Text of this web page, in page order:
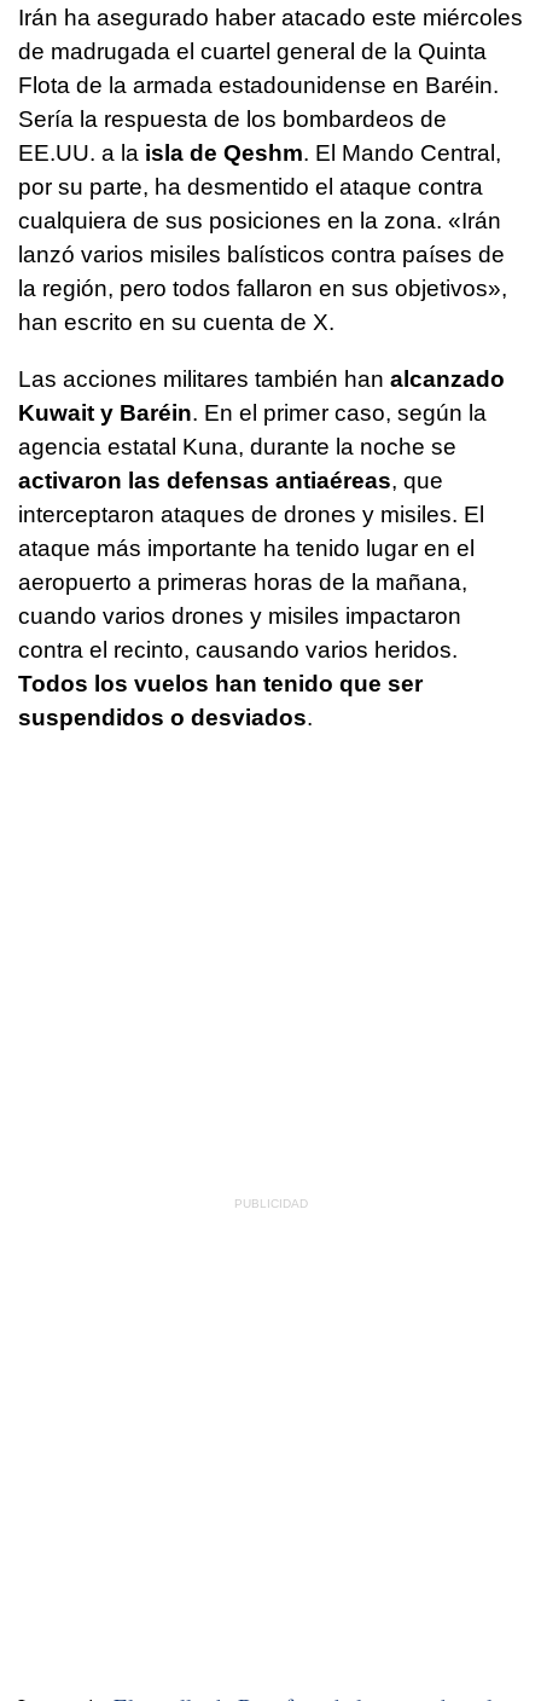
Irán ha asegurado haber atacado este miércoles
de madrugada el cuartel general de la Quinta
Flota de la armada estadounidense en Baréin.
Sería la respuesta de los bombardeos de
EE.UU. a la isla de Qeshm. El Mando Central,
por su parte, ha desmentido el ataque contra
cualquiera de sus posiciones en la zona. «Irán
lanzó varios misiles balísticos contra países de
la región, pero todos fallaron en sus objetivos»,
han escrito en su cuenta de X.
Las acciones militares también han alcanzado
Kuwait y Baréin. En el primer caso, según la
agencia estatal Kuna, durante la noche se
activaron las defensas antiaéreas, que
interceptaron ataques de drones y misiles. El
ataque más importante ha tenido lugar en el
aeropuerto a primeras horas de la mañana,
cuando varios drones y misiles impactaron
contra el recinto, causando varios heridos.
Todos los vuelos han tenido que ser
suspendidos o desviados.